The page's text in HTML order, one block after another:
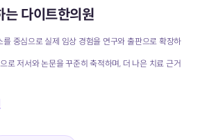
는 다이트한의원
중심으로 실제 임상 경험을 연구와 출판으로 확장하
로 저서와 논문을 꾸준히 축적하며, 더 나은 치료 근거